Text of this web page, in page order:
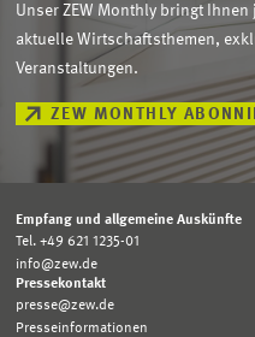
Unser ZEW Monthly bringt
aktuelle Wirtschaftsthemen,
Veranstaltungen.
ZEW MONTHLY
Empfang und allgemeine Auskünfte
Tel. +49 621 1235-01
info@zew.de
Pressekontakt
presse@zew.de
Presseinformationen